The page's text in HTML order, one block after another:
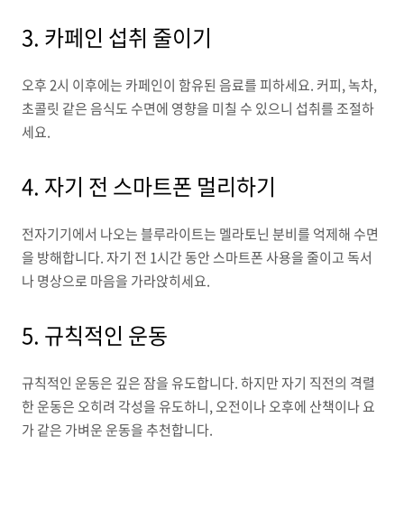
3. 카페인 섭취 줄이기
오후 2시 이후에는 카페인이 함유된 음료를 피하세요. 커피, 녹차,
초콜릿 같은 음식도 수면에 영향을 미칠 수 있으니 섭취를 조절하
세요.
4. 자기 전 스마트폰 멀리하기
전자기기에서 나오는 블루라이트는 멜라토닌 분비를 억제해 수면
을 방해합니다. 자기 전 1시간 동안 스마트폰 사용을 줄이고 독서
나 명상으로 마음을 가라앉히세요.
5. 규칙적인 운동
규칙적인 운동은 깊은 잠을 유도합니다. 하지만 자기 직전의 격렬
한 운동은 오히려 각성을 유도하니, 오전이나 오후에 산책이나 요
가 같은 가벼운 운동을 추천합니다.